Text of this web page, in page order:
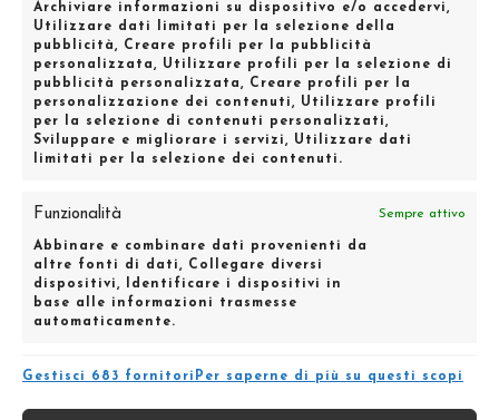
Archiviare informazioni su dispositivo e/o accedervi,
Utilizzare dati limitati per la selezione della
pubblicità, Creare profili per la pubblicità
personalizzata, Utilizzare profili per la selezione di
pubblicità personalizzata, Creare profili per la
personalizzazione dei contenuti, Utilizzare profili
per la selezione di contenuti personalizzati,
Sviluppare e migliorare i servizi, Utilizzare dati
limitati per la selezione dei contenuti.
Funzionalità Sempre attivo
Abbinare e combinare dati provenienti da
altre fonti di dati, Collegare diversi
dispositivi, Identificare i dispositivi in
base alle informazioni trasmesse
automaticamente.
Garantire la sicurezza, prevenire e rilevare
Sempre attivo
Gestisci 683 fornitori Per saperne di più su questi scopi
Via Vincenzo Foppa, 46 – 20144 – Milano
|
Tel: 0287022557 |
Fax: 0289760102
info@moodmanagement.it